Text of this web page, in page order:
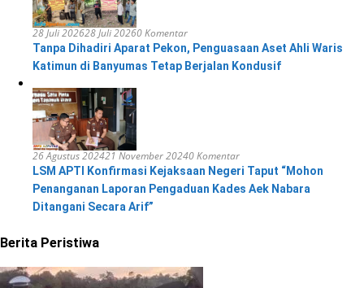
28 Juli 202628 Juli 20260 Komentar
Tanpa Dihadiri Aparat Pekon, Penguasaan Aset Ahli Waris
Katimun di Banyumas Tetap Berjalan Kondusif
26 Agustus 202421 November 20240 Komentar
LSM APTI Konfirmasi Kejaksaan Negeri Taput “Mohon
Penanganan Laporan Pengaduan Kades Aek Nabara
Ditangani Secara Arif”
Berita Peristiwa